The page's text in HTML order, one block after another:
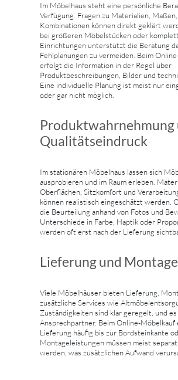
Im Möbelhaus steht eine persönliche
Verfügung. Fragen zu Materialien,
Kombinationen können direkt geklärt
bei größeren Möbelstücken oder
Einrichtungen unterstützt die Beratung
Fehlplanungen zu vermeiden. Beim
erfolgt die Information in der Regel über
Produktbeschreibungen, Bilder und
Eine individuelle Planung ist meist nur
oder gar nicht möglich.
Produktwahrnehmung
Qualitätseindruck
Im stationären Möbelhaus lassen sich
ausprobieren und im Raum erleben.
Oberflächen, Sitzkomfort und
können realistisch eingeschätzt werden.
die Beurteilung anhand von Fotos und
Unterschiede in Farbe, Haptik oder
werden oft erst nach der Lieferung
Lieferung und Montage
Viele Möbelhäuser bieten Lieferung,
zusätzliche Services wie
Zuständigkeiten sind klar geregelt, und
Ansprechpartner. Beim Online-Möbelkauf
Lieferung häufig bis zur Bordsteinkante
Montageleistungen müssen meist
werden, was zusätzlichen Aufwand